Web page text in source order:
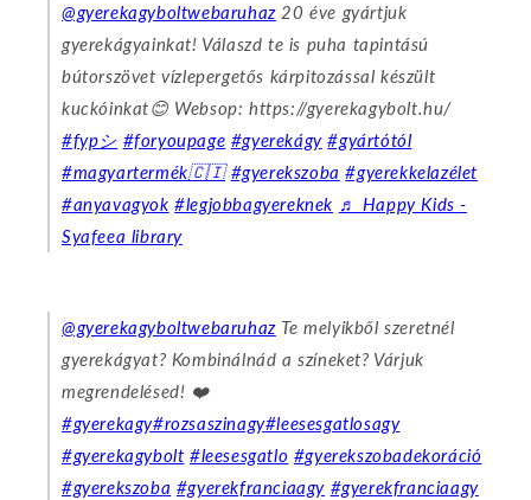
@gyerekagyboltwebaruhaz20 éve gyártjuk
gyerekágyainkat! Válaszd te is puha tapintású
bútorszövet vízlepergetős kárpitozással készült
kuckóinkat😊 Websop: https://gyerekagybolt.hu/
#fypシ #foryoupage #gyerekágy #gyártótól
#magyartermék🇨🇮 #gyerekszoba #gyerekkelazélet
#anyavagyok #legjobbagyereknek ♬ Happy Kids -
Syafeea library
@gyerekagyboltwebaruhazTe melyikből szeretnél
gyerekágyat? Kombinálnád a színeket? Várjuk
megrendelésed! ❤️
#gyerekagy#rozsaszinagy#leesesgatlosagy
#gyerekagybolt #leesesgatlo #gyerekszobadekoráció
#gyerekszoba #gyerekfranciaagy #gyerekfranciaagy